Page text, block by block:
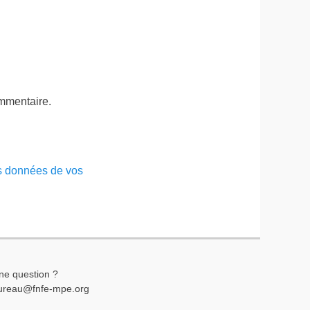
données de vos
question ?
mpe.org